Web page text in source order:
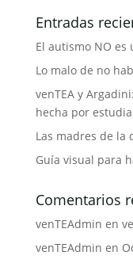
Entradas
El autismo NO
Lo malo de no
venTEA y
hecha por
Las madres de la
Guía visual para
Comentarios
venTEAdmin en
venTEAdmin en